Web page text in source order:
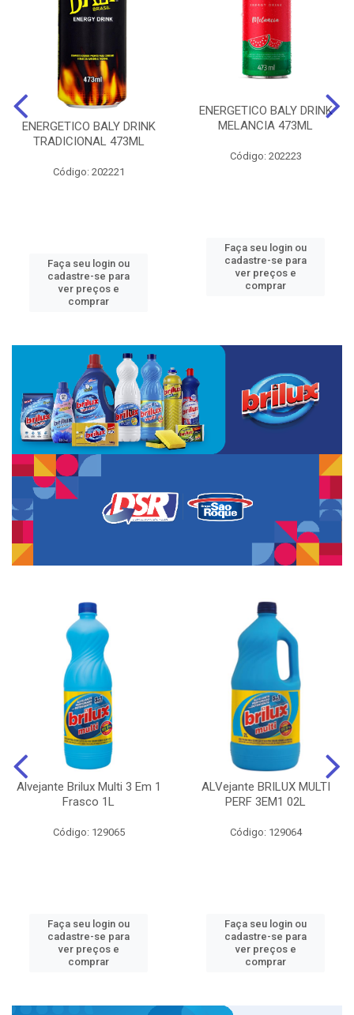
ENERGETICO BALY DRINK
TRADICIONAL 473ML
Código: 202221
Faça seu login ou
cadastre-se para
ver preços e
comprar
ENERGETICO BALY DRINK
MELANCIA 473ML
Código: 202223
Faça seu login ou
cadastre-se para
ver preços e
comprar
Alvejante Brilux Multi 3 Em 1
Frasco 1L
Código: 129065
Faça seu login ou
cadastre-se para
ver preços e
comprar
ALVejante BRILUX MULTI
PERF 3EM1 02L
Código: 129064
Faça seu login ou
cadastre-se para
ver preços e
comprar